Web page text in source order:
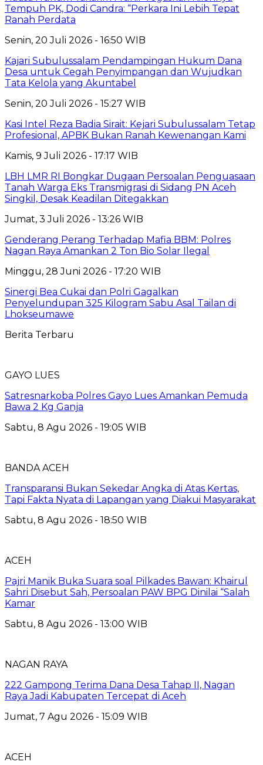
Tempuh PK, Dodi Candra: “Perkara Ini Lebih Tepat
Ranah Perdata
Senin, 20 Juli 2026 - 16:50 WIB
Kajari Subulussalam Pendampingan Hukum Dana
Desa untuk Cegah Penyimpangan dan Wujudkan
Tata Kelola yang Akuntabel
Senin, 20 Juli 2026 - 15:27 WIB
Kasi Intel Reza Badia Sirait: Kejari Subulussalam Tetap
Profesional, APBK Bukan Ranah Kewenangan Kami
Kamis, 9 Juli 2026 - 17:17 WIB
LBH LMR RI Bongkar Dugaan Persoalan Penguasaan
Tanah Warga Eks Transmigrasi di Sidang PN Aceh
Singkil, Desak Keadilan Ditegakkan
Jumat, 3 Juli 2026 - 13:26 WIB
Genderang Perang Terhadap Mafia BBM: Polres
Nagan Raya Amankan 2 Ton Bio Solar Ilegal
Minggu, 28 Juni 2026 - 17:20 WIB
Sinergi Bea Cukai dan Polri Gagalkan
Penyelundupan 325 Kilogram Sabu Asal Tailan di
Lhokseumawe
Berita Terbaru
GAYO LUES
Satresnarkoba Polres Gayo Lues Amankan Pemuda
Bawa 2 Kg Ganja
Sabtu, 8 Agu 2026 - 19:05 WIB
BANDA ACEH
Transparansi Bukan Sekedar Angka di Atas Kertas,
Tapi Fakta Nyata di Lapangan yang Diakui Masyarakat
Sabtu, 8 Agu 2026 - 18:50 WIB
ACEH
Pajri Manik Buka Suara soal Pilkades Bawan: Khairul
Sahri Disebut Sah, Persoalan PAW BPG Dinilai “Salah
Kamar
Sabtu, 8 Agu 2026 - 13:00 WIB
NAGAN RAYA
222 Gampong Terima Dana Desa Tahap II, Nagan
Raya Jadi Kabupaten Tercepat di Aceh
Jumat, 7 Agu 2026 - 15:09 WIB
ACEH